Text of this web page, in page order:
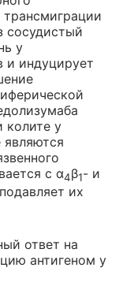
трансмиграции
сосудистый
у
и индуцирует
колите у
с α4β1- и
их
ответ на
антигеном у